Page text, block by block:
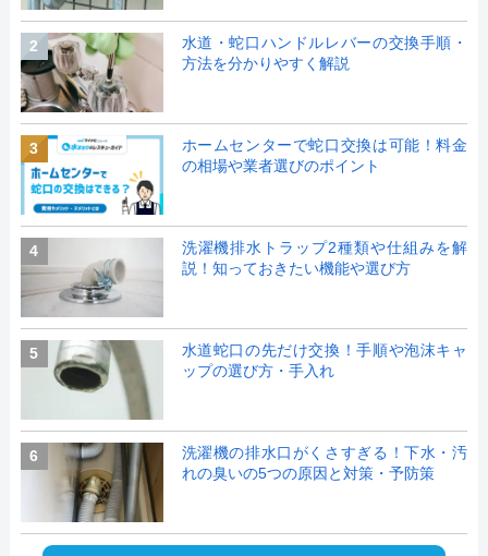
2
水道・蛇口ハンドルレバーの交換手順・
方法を分かりやすく解説
3
ホームセンターで蛇口交換は可能！料金
の相場や業者選びのポイント
4
洗濯機排水トラップ2種類や仕組みを解
説！知っておきたい機能や選び方
5
水道蛇口の先だけ交換！手順や泡沫キャ
ップの選び方・手入れ
6
洗濯機の排水口がくさすぎる！下水・汚
れの臭いの5つの原因と対策・予防策